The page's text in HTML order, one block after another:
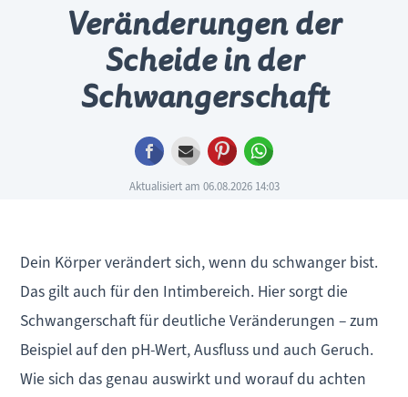
Veränderungen der
Scheide in der
Schwangerschaft
Facebook
E-mail Pinterest
Aktualisiert am 06.08.2026 14:03
Dein Körper verändert sich, wenn du schwanger bist.
Das gilt auch für den Intimbereich. Hier sorgt die
Schwangerschaft für deutliche Veränderungen – zum
Beispiel auf den pH-Wert, Ausfluss und auch Geruch.
Wie sich das genau auswirkt und worauf du achten